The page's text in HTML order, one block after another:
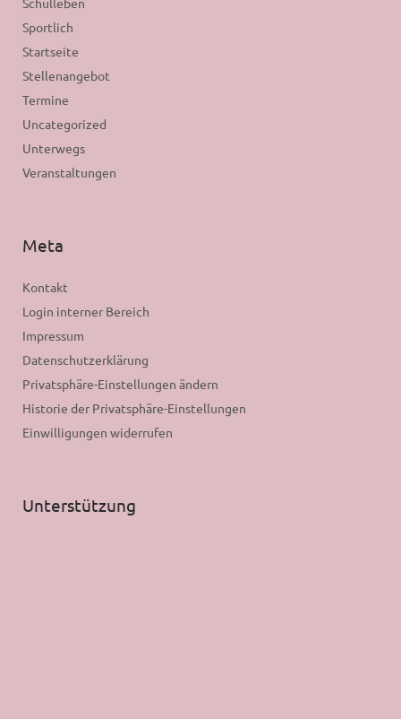
Sportlich
Startseite
Stellenangebot
Termine
Uncategorized
Unterwegs
Veranstaltungen
Meta
Kontakt
Login interner Bereich
Impressum
Datenschutzerklärung
Privatsphäre-Einstellungen ändern
Historie der Privatsphäre-Einstellungen
Einwilligungen widerrufen
Unterstützung